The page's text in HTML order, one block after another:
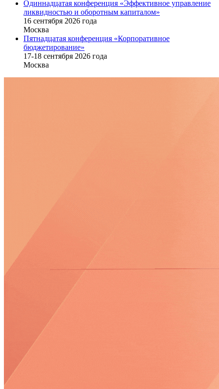
Одиннадцатая конференция «Эффективное управление
ликвидностью и оборотным капиталом»
16 cентября 2026 года
Москва
Пятнадцатая конференция «Корпоративное
бюджетирование»
17-18 сентября 2026 года
Москва